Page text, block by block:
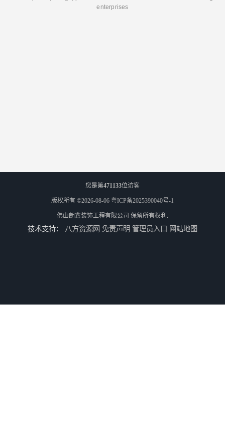
enterprises
您是第471133位访客
版权所有 ©2026-08-06 粤ICP备2025390040号-1
佛山朗鑫装饰工程有限公司 保留所有权利.
技术支持： 八方资源网 免责声明 管理员入口 网站地图